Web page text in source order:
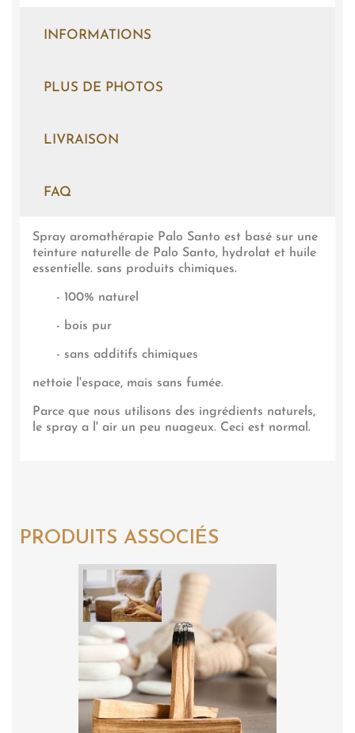
INFORMATIONS
PLUS DE PHOTOS
LIVRAISON
FAQ
Spray aromathérapie Palo Santo est basé sur une
teinture naturelle de Palo Santo, hydrolat et huile
essentielle. sans produits chimiques.
- 100% naturel
- bois pur
- sans additifs chimiques
nettoie l'espace, mais sans fumée.
Parce que nous utilisons des ingrédients naturels,
le spray a l' air un peu nuageux. Ceci est normal.
PRODUITS ASSOCIÉS